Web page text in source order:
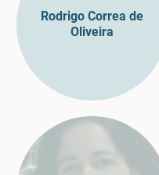
Rodrigo Correa de
Oliveira